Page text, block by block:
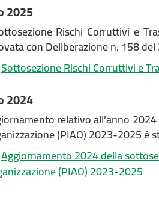
2025
Rischi Corruttivi e
con Deliberazione n. 158
Sottosezione Rischi Corruttivi e
2024
relativo all'anno
(PIAO) 2023-2025 è
Aggiornamento 2024 della
(PIAO) 2023-2025